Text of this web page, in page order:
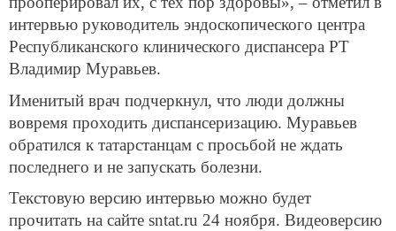
интервью руководитель эндоскопического центра
Республиканского клинического диспансера РТ
Владимир Муравьев.
Именитый врач подчеркнул, что люди должны
вовремя проходить диспансеризацию. Муравьев
обратился к татарстанцам с просьбой не ждать
последнего и не запускать болезни.
Текстовую версию интервью можно будет
прочитать на сайте sntat.ru 24 ноября. Видеоверсию